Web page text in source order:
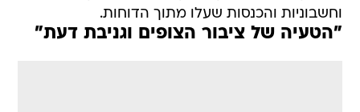
וחשבוניות והכנסות שעלו מתוך הדוחות.
"הטעיה של ציבור הצופים וגניבת דעת"